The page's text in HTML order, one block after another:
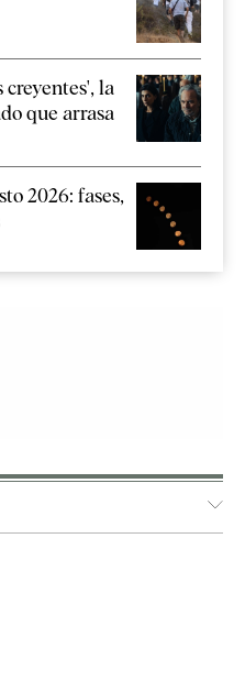
la
que arrasa
2026: fases,